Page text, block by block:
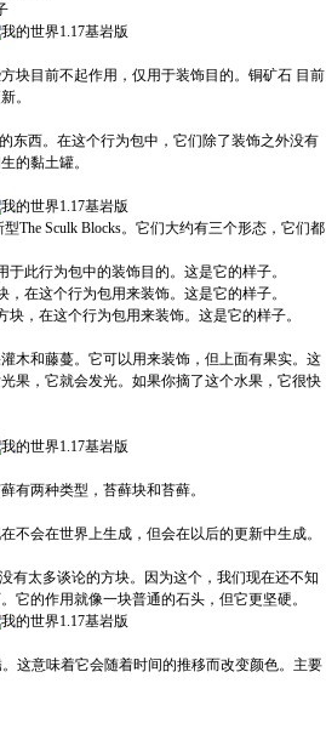
块目前不起作用，仅用于装饰目的。铜矿石 目前
。
东西。在这个行为包中，它们除了装饰之外没有
的黏土罐。
The Sculk Blocks。它们大约有三个形态，它们都
于此行为包中的装饰目的。这是它的样子。
，在这个行为包用来装饰。这是它的样子。
块，在这个行为包用来装饰。这是它的样子。
木和藤蔓。它可以用来装饰，但上面有果实。这
果，它就会发光。如果你摘了这个水果，它很快
有两种类型，苔藓块和苔藓。
不会在世界上生成，但会在以后的更新中生成。
有太多谈论的方块。因为这个，我们现在还不知
它的作用就像一块普通的石头，但它更坚硬。
这意味着它会随着时间的推移而改变颜色。主要